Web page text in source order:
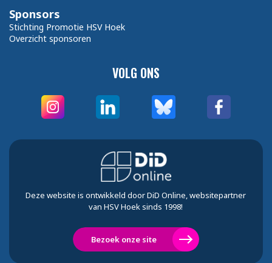
VOLG ONS
Sponsors
Stichting Promotie HSV Hoek
Overzicht sponsoren
Deze website is ontwikkeld door DiD Online, websitepartner
van HSV Hoek sinds 1998!
Bezoek onze site